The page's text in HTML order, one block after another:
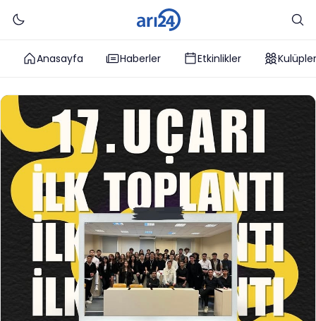
Anasayfa Haberler Etkinlikler Kulüpler